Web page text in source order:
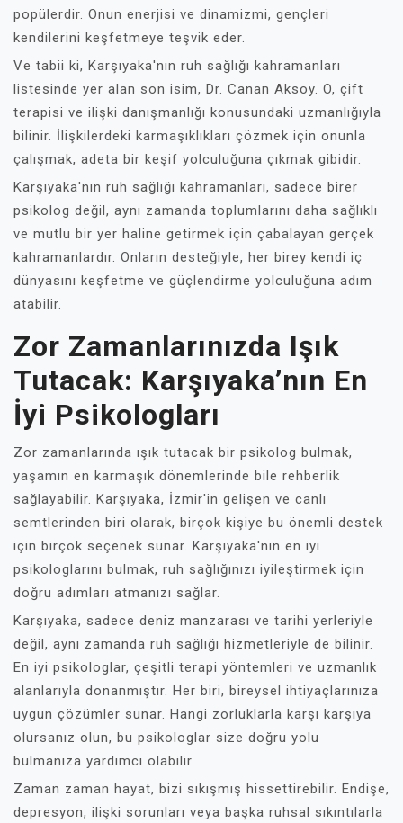
popülerdir. Onun enerjisi ve dinamizmi, gençleri
kendilerini keşfetmeye teşvik eder.
Ve tabii ki, Karşıyaka'nın ruh sağlığı kahramanları
listesinde yer alan son isim, Dr. Canan Aksoy. O, çift
terapisi ve ilişki danışmanlığı konusundaki uzmanlığıyla
bilinir. İlişkilerdeki karmaşıklıkları çözmek için onunla
çalışmak, adeta bir keşif yolculuğuna çıkmak gibidir.
Karşıyaka'nın ruh sağlığı kahramanları, sadece birer
psikolog değil, aynı zamanda toplumlarını daha sağlıklı
ve mutlu bir yer haline getirmek için çabalayan gerçek
kahramanlardır. Onların desteğiyle, her birey kendi iç
dünyasını keşfetme ve güçlendirme yolculuğuna adım
atabilir.
Zor Zamanlarınızda Işık
Tutacak: Karşıyaka’nın En
İyi Psikologları
Zor zamanlarında ışık tutacak bir psikolog bulmak,
yaşamın en karmaşık dönemlerinde bile rehberlik
sağlayabilir. Karşıyaka, İzmir'in gelişen ve canlı
semtlerinden biri olarak, birçok kişiye bu önemli destek
için birçok seçenek sunar. Karşıyaka'nın en iyi
psikologlarını bulmak, ruh sağlığınızı iyileştirmek için
doğru adımları atmanızı sağlar.
Karşıyaka, sadece deniz manzarası ve tarihi yerleriyle
değil, aynı zamanda ruh sağlığı hizmetleriyle de bilinir.
En iyi psikologlar, çeşitli terapi yöntemleri ve uzmanlık
alanlarıyla donanmıştır. Her biri, bireysel ihtiyaçlarınıza
uygun çözümler sunar. Hangi zorluklarla karşı karşıya
olursanız olun, bu psikologlar size doğru yolu
bulmanıza yardımcı olabilir.
Zaman zaman hayat, bizi sıkışmış hissettirebilir. Endişe,
depresyon, ilişki sorunları veya başka ruhsal sıkıntılarla